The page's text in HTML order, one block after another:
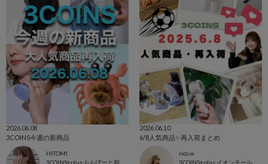
2026.06.08
3COINS今週の新商品
HITOMI
2026.06.10
6/8人気商品✨再入荷まとめ
rico.w